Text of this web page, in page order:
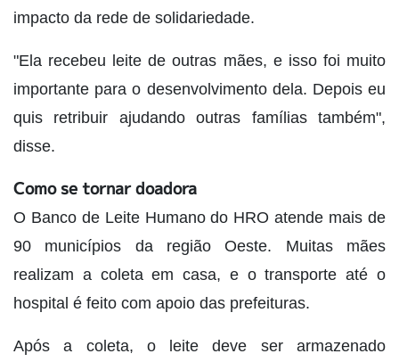
impacto da rede de solidariedade.
"Ela recebeu leite de outras mães, e isso foi muito
importante para o desenvolvimento dela. Depois eu
quis retribuir ajudando outras famílias também",
disse.
Como se tornar doadora
O Banco de Leite Humano do HRO atende mais de
90 municípios da região Oeste. Muitas mães
realizam a coleta em casa, e o transporte até o
hospital é feito com apoio das prefeituras.
Após a coleta, o leite deve ser armazenado